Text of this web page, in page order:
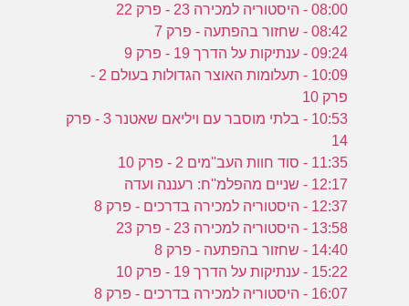
08:00 - היסטוריה למכירה 23 - פרק 22
08:42 - שחזור בהפתעה - פרק 7
09:24 - ענתיקות על הדרך 19 - פרק 9
10:09 - תעלומות האוצר הגדולות בעולם 2 -
פרק 10
10:53 - בלתי מוסבר עם ויליאם שאטנר 3 - פרק
14
11:35 - סוד חוות העב''מים 2 - פרק 10
12:17 - שניים מהפלמ''ח: רעננה ועדה
12:37 - היסטוריה למכירה בדרכים - פרק 8
13:58 - היסטוריה למכירה 23 - פרק 23
14:40 - שחזור בהפתעה - פרק 8
15:22 - ענתיקות על הדרך 19 - פרק 10
16:07 - היסטוריה למכירה בדרכים - פרק 8